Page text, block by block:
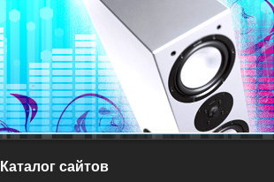
Каталог сайтов